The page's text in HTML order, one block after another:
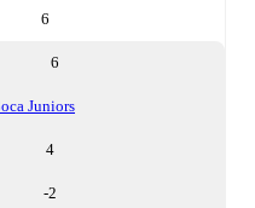
6
6
Juniors
4
-2